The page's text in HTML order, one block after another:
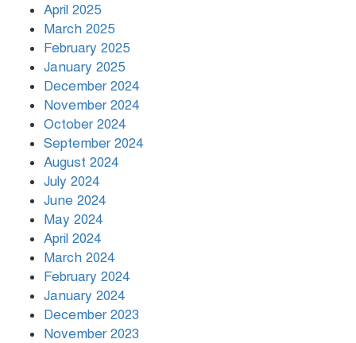
April 2025
March 2025
February 2025
January 2025
December 2024
November 2024
October 2024
September 2024
August 2024
July 2024
June 2024
May 2024
April 2024
March 2024
February 2024
January 2024
December 2023
November 2023